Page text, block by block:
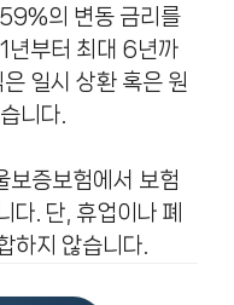
의 변동 금리를
년부터 최대 6년까
일시 상환 혹은 원
니다.
보증보험에서 보험
다. 단, 휴업이나 폐
하지 않습니다.